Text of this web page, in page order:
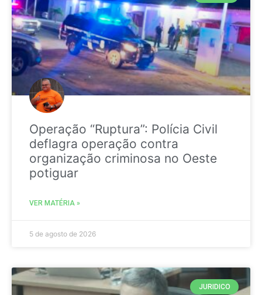
Operação “Ruptura”: Polícia Civil
deflagra operação contra
organização criminosa no Oeste
potiguar
VER MATÉRIA »
5 de agosto de 2026
JURIDICO